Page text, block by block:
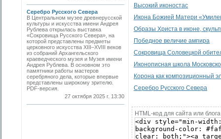
Серебро Русского Севера
В Центральном музее древнерусской
культуры и искусства имени Андрея
Рублева открылась выставка
«Сокровища Русского Севера», на
которой представлены предметы
церковного искусства XIII–XVIII веков
из собраний Архангельского
краеведческого музея и Музея имени
Андрея Рублева. В основном это
памятники работы мастеров
серебряного дела, которые впервые
представлены широкому зрителю.
PDF-версия.
27 октября 2025 г. 13:30
Высокий иконостас
Икона Божией Матери
Образы Христа в иконе,
Победное величие ампира
Сокровища Соловецкой
Иконописная школа
Корона как композиционный
Серебро Русского Севера
HTML-код для сайта или